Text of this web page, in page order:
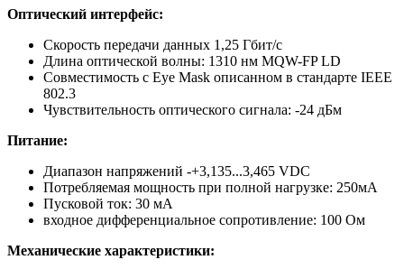
Оптический интерфейс:
Скорость передачи данных 1,25 Гбит/с
Длина оптической волны: 1310 нм MQW-FP LD
Совместимость с Eye Mask описанном в стандарте IEEE
802.3
Чувствительность оптического сигнала: -24 дБм
Питание:
Диапазон напряжений -+3,135...3,465 VDC
Потребляемая мощность при полной нагрузке: 250мА
Пусковой ток: 30 мА
входное дифференциальное сопротивление: 100 Ом
Механические характеристики: